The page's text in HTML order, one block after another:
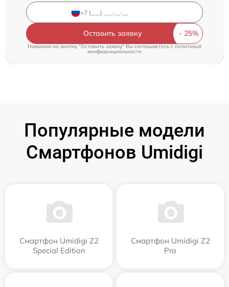
Оставить заявку
Нажимая на кнопку "Оставить заявку" Вы соглашаетесь c политикой
конфиденциальности
Популярные модели
Смартфонов Umidigi
Смартфон Umidigi Z2
Special Edition
Смартфон Umidigi Z2
Pro